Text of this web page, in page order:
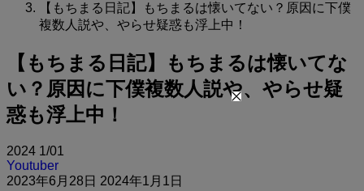
【もちまる日記】もちまるは懐いてない？原因に下僕
複数人説や、やらせ疑惑も浮上中！
【もちまる日記】もちまるは懐いてな
い？原因に下僕複数人説や、やらせ疑
惑も浮上中！
2024 1/01
Youtuber
2023年6月28日 2024年1月1日